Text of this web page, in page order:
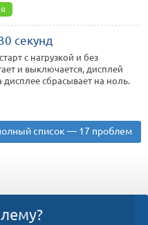
секунд
с нагрузкой и без
и выключается, дисплей
сбрасывает на ноль.
список — 17 проблем